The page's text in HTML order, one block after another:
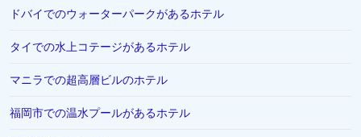
香川県でのホテル
浦安市でのホテル
シンガポールでのホテル
ドバイでのウォーターパークがあるホテル
タイでの水上コテージがあるホテル
マニラでの超高層ビルのホテル
福岡市での温水プールがあるホテル